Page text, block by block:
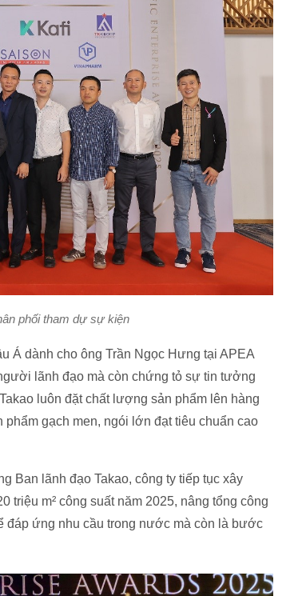
phối tham dự sự kiện
Á dành cho ông Trần Ngọc Hưng tại APEA
lãnh đạo mà còn chứng tỏ sự tin tưởng
luôn đặt chất lượng sản phẩm lên hàng
gạch men, ngói lớn đạt tiêu chuẩn cao
Ban lãnh đạo Takao, công ty tiếp tục xây
m² công suất năm 2025, nâng tổng công
đáp ứng nhu cầu trong nước mà còn là bước